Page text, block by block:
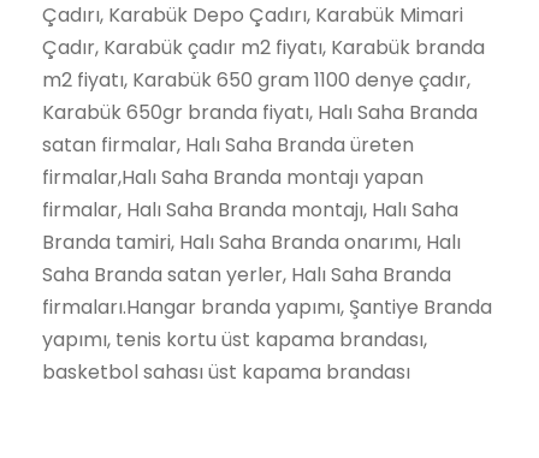
Çadırı, Karabük Depo Çadırı, Karabük Mimari
Çadır, Karabük çadır m2 fiyatı, Karabük branda
m2 fiyatı, Karabük 650 gram 1100 denye çadır,
Karabük 650gr branda fiyatı, Halı Saha Branda
satan firmalar, Halı Saha Branda üreten
firmalar,Halı Saha Branda montajı yapan
firmalar, Halı Saha Branda montajı, Halı Saha
Branda tamiri, Halı Saha Branda onarımı, Halı
Saha Branda satan yerler, Halı Saha Branda
firmaları.Hangar branda yapımı, Şantiye Branda
yapımı, tenis kortu üst kapama brandası,
basketbol sahası üst kapama brandası